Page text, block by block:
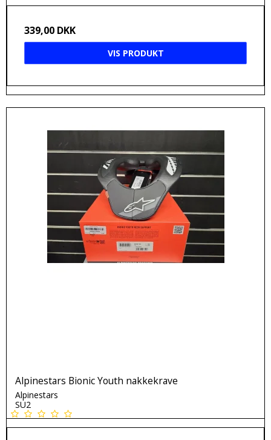
339,00 DKK
VIS PRODUKT
Alpinestars Bionic Youth nakkekrave
Alpinestars
SU2